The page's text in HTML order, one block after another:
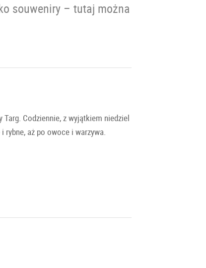
souweniry – tutaj można
Codziennie, z wyjątkiem niedziel
rybne, aż po owoce i warzywa.
atmosferę. Zwłaszcza w